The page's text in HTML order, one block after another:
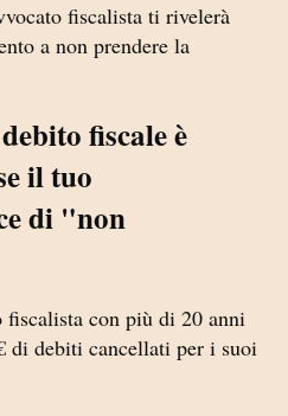
fiscalista ti rivelerà
a non prendere la
fiscale è
il tuo
di "non
fiscalista con più di 20 anni
di debiti cancellati per i suoi